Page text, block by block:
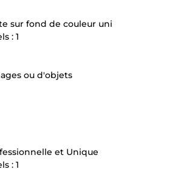
sur fond de couleur uni
: 1
ou d'objets
et Unique
: 1